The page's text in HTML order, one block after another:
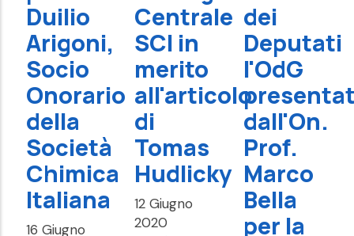
Duilio
Arigoni,
Socio
Onorario
della
Società
Chimica
Italiana
16 Giugno
Centrale
SCI in
merito
all'articolo
di
Tomas
Hudlicky
12 Giugno
2020
dei
Deputati
l'OdG
dall'On.
Prof.
Marco
Bella
per la